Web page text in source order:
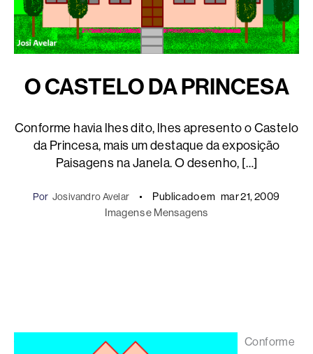
O CASTELO DA PRINCESA
Conforme havia lhes dito, lhes apresento o Castelo
da Princesa, mais um destaque da exposição
Paisagens na Janela. O desenho, […]
Por Josivandro Avelar Publicado em mar 21, 2009
Imagens e Mensagens
Conforme